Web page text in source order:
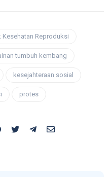
Kesehatan Reproduksi
tumbuh kembang
kesejahteraan sosial
protes